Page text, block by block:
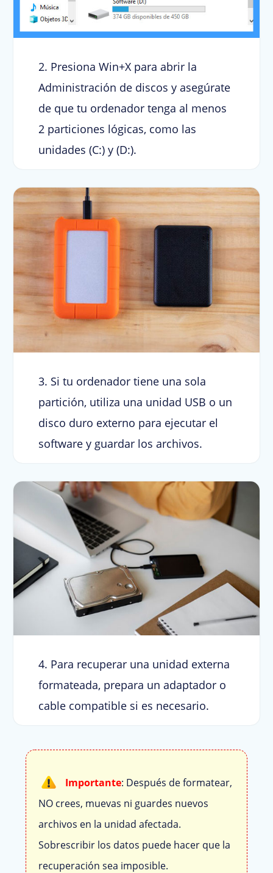
2. Presiona Win+X para abrir la
Administración de discos y asegúrate
de que tu ordenador tenga al menos
2 particiones lógicas, como las
unidades (C:) y (D:).
3. Si tu ordenador tiene una sola
partición, utiliza una unidad USB o un
disco duro externo para ejecutar el
software y guardar los archivos.
4. Para recuperar una unidad externa
formateada, prepara un adaptador o
cable compatible si es necesario.
Importante: Después de formatear,
NO crees, muevas ni guardes nuevos
archivos en la unidad afectada.
Sobrescribir los datos puede hacer que la
recuperación sea imposible.